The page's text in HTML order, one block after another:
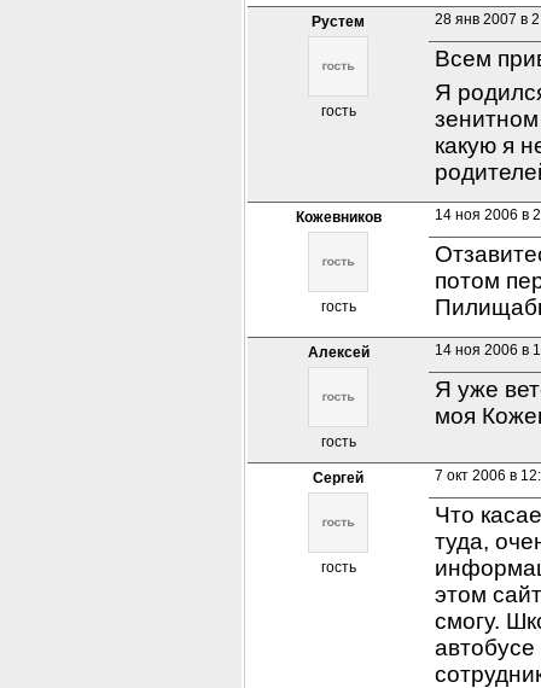
Рустем
гость
28 янв 2007 в
Всем
Я
какую я
Кожевников
гость
14 ноя 2006 в
потом
Алексей
гость
14 ноя 2006 в
Я уже
моя
Сергей
гость
7 окт 2006 в
Что
туда,
этом
смогу.